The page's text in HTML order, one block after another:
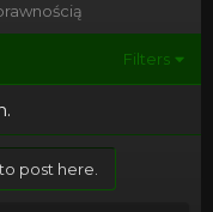
Filters
post here.